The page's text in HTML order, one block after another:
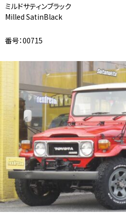
ミルドサティンブラック
Milled SatinBlack
番号：00715